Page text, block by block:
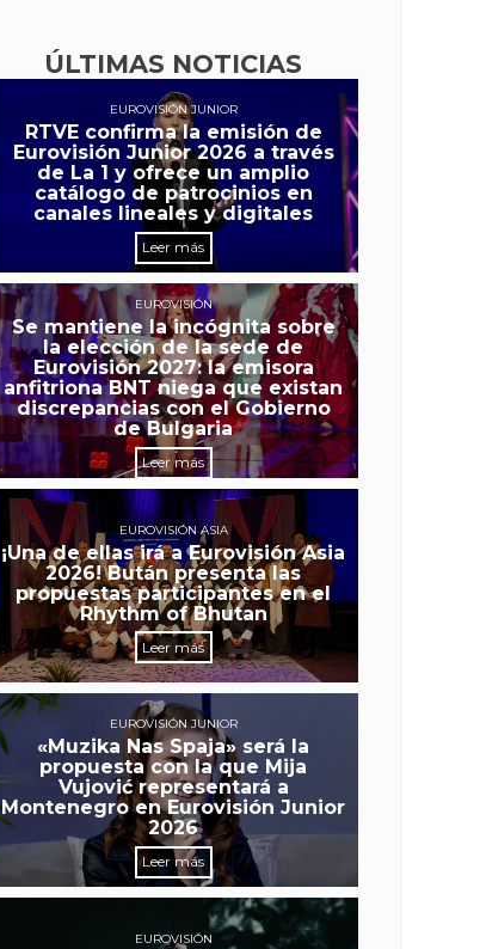
ÚLTIMAS NOTICIAS
EUROVISIÓN JUNIOR
RTVE confirma la emisión de
Eurovisión Junior 2026 a través
de La 1 y ofrece un amplio
catálogo de patrocinios en
canales lineales y digitales
Leer más
EUROVISIÓN
Se mantiene la incógnita sobre
la elección de la sede de
Eurovisión 2027: la emisora
anfitriona BNT niega que existan
discrepancias con el Gobierno
de Bulgaria
Leer más
EUROVISIÓN ASIA
¡Una de ellas irá a Eurovisión Asia
2026! Bután presenta las
propuestas participantes en el
Rhythm of Bhutan
Leer más
EUROVISIÓN JUNIOR
«Muzika Nas Spaja» será la
propuesta con la que Mija
Vujović representará a
Montenegro en Eurovisión Junior
2026
Leer más
EUROVISIÓN